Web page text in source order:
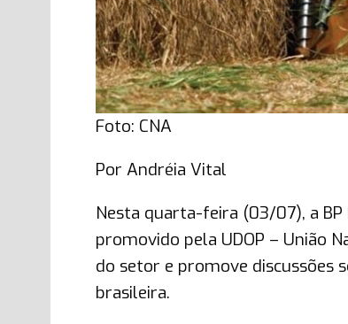
Foto: CNA
Por Andréia Vital
Nesta quarta-feira (03/07), a BP
promovido pela UDOP – União
do setor e promove discussões
brasileira.